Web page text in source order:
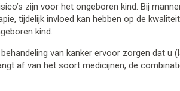
zijn voor het ongeboren kind. Bij
tijdelijk invloed kan hebben op de
kind.
van kanker ervoor zorgen dat
af van het soort medicijnen, de